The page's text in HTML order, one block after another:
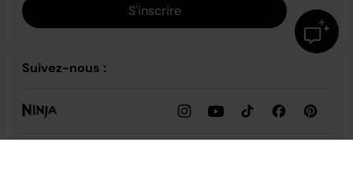
S'inscrire
Suivez-nous :